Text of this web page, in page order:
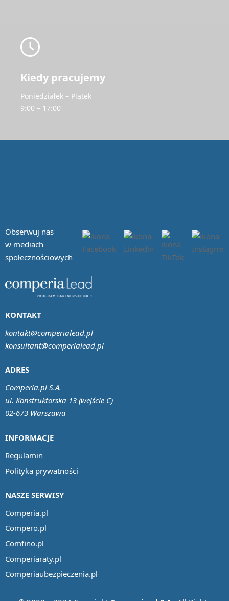
Kiedy pracujemy
Poniedziałek – Piątek
9:00 – 17:00
Obserwuj nas
w mediach
społecznościowych
INFORMACJE
Regulamin
Polityka prywatności
NASZE SERWISY
Comperia.pl
Compero.pl
Comfino.pl
Comperiaraty.pl
Comperiaubezpieczenia.pl
ADRES
Comperia.pl S.A.
ul. Konstruktorska 13 (wejście C)
02-673 Warszawa
KONTAKT
kontakt@comperialead.pl
konsultant@comperialead.pl